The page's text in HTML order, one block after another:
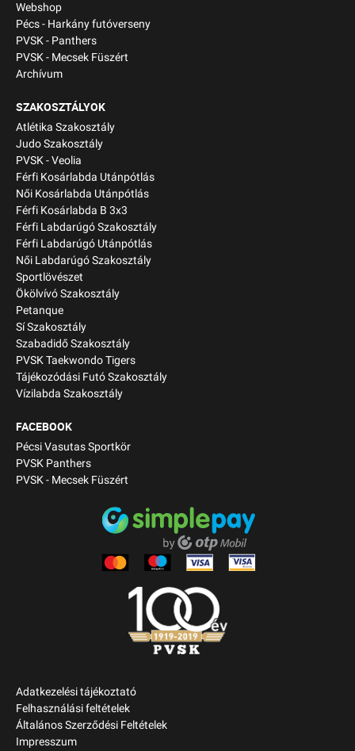
Webshop
Pécs - Harkány futóverseny
PVSK - Panthers
PVSK - Mecsek Füszért
Archívum
SZAKOSZTÁLYOK
Atlétika Szakosztály
Judo Szakosztály
PVSK - Veolia
Férfi Kosárlabda Utánpótlás
Női Kosárlabda Utánpótlás
Férfi Kosárlabda B 3x3
Férfi Labdarúgó Szakosztály
Férfi Labdarúgó Utánpótlás
Női Labdarúgó Szakosztály
Sportlövészet
Ökölvívó Szakosztály
Petanque
Sí Szakosztály
Szabadidő Szakosztály
PVSK Taekwondo Tigers
Tájékozódási Futó Szakosztály
Vízilabda Szakosztály
FACEBOOK
Pécsi Vasutas Sportkör
PVSK Panthers
PVSK - Mecsek Füszért
Adatkezelési tájékoztató
Felhasználási feltételek
Általános Szerződési Feltételek
Impresszum